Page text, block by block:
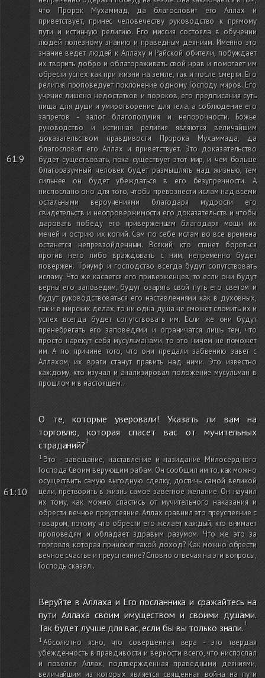
61:9
что Пророк Мухаммад, да благословит его Аллах и
приветствует, принес человечеству руководство к прямому
пути и истинную религию. Его миссия состояла в обучении
людей полезному знанию и праведным деяниям. Именно это
знание ведет людей к Аллаху и Райской обители, побуждает
их творить добро и облагораживать свой нрав и помогает им
обрести успех как при жизни на земле, так и после смерти. Его
религия проповедует поклонение одному Господу миров. Его
учение лишено недостатков и пороков, его предписания суть
пища для души и умиротворение для тела, а соблюдение его
запретов - залог благополучия и непорочности. Божье
руководство и истинная религия являются величайшим
доказательством правдивости Пророка Мухаммада, да
благословит его Аллах и приветствует. Это доказательство
будет существовать, пока существует этот мир, и чем больше
благоразумный человек будет размышлять над жизнью, тем
сильнее он будет убеждаться в его безупречности. А
ниспослано оно для того, чтобы превознести ислам над всеми
остальными вероучениями благодаря мудрости его
свидетельств и неопровержимости его доказательств и чтобы
даровать победу его приверженцам благодаря мощи их
мечей и острию их копий. Сам по себе ислам во все времена
останется непревзойденным. Всякий, кто станет бороться
против него либо враждовать с ним, непременно будет
повержен. Триумф и господство всегда будут сопутствовать
исламу. Что же касается его приверженцев, то если они будут
верны его заповедям, будут озарять свой путь его светом и
будут руководствоваться его наставлениями как в духовных,
так и в мирских делах, то ни одна душа не сможет сломить их и
успех всегда будет сопутствовать им. Если же они будут
пренебрегать его заповедями и ограничатся лишь тем, что
просто нарекут себя мусульманами, то это ничем не поможет
им. А по причине того, что они предали забвению завет с
Аллахом, их враги станут править над ними. Это известно
каждому, кто изучал и анализировал положение мусульман в
прошлом и в настоящем..
61:10
О те, которые уверовали! Указать ли вам на
торговлю, которая спасет вас от мучительных
страданий?
Это - завещание, наставление и назидание Милосердного
Господа Своим верующим рабам. Он сообщил им то, как можно
осуществить самую выгодную сделку, достичь самой великой
цели, претворить в жизнь самое заветное желание. Он научил
их тому, как можно спастись от мучительного наказания и
обрести вечное преуспеяние. Аллах сравнил это преуспеяние с
товаром, потому что обрести его желает каждый, кто внимает
проповедям и обладает здравым разумом. Что же это за
торговля, которая приносит такой доход? Как можно обрести
вечное счастье и преуспеяние? Словно отвечая на эти вопросы,
Господь сказал:.
Веруйте в Аллаха и Его посланника и сражайтесь на
пути Аллаха своим имуществом и своими душами.
Так будет лучше для вас, если бы вы только знали.
Абсолютно ясно, что совершенная вера - это твердая
убежденность в правдивости и верности всего, что ниспослал
и повелел Аллах, подтвержденная праведными деяниями,
величайшим из которых является священная война на пути